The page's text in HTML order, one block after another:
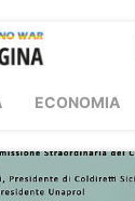
ECONOMIA